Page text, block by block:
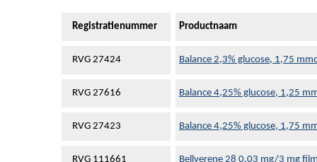
Registratienummer Productnaam
RVG 27424 Balance 2,3% glucose, 1,75
RVG 27616 Balance 4,25% glucose, 1,25
RVG 27423 Balance 4,25% glucose, 1,75
RVG 111661 Bellverene 28 0,03 mg/3 mg